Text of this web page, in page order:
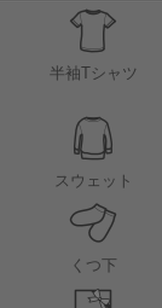
半袖Tシャツ
スウェット
くつ下